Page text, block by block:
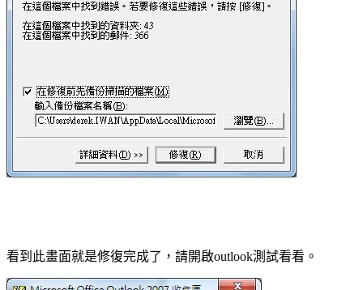
看到此畫面就是修復完成了，請開啟outlook測試看看。